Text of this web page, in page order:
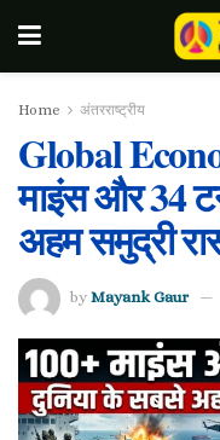
Home अंतरराष्ट्रीय
Global
माइंस और 34
अहम समुद्री
by Mayank Gaur